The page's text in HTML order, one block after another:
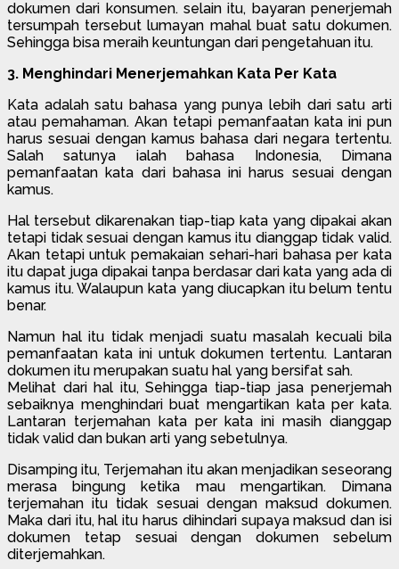
dokumen dari konsumen. selain itu, bayaran penerjemah
tersumpah tersebut lumayan mahal buat satu dokumen.
Sehingga bisa meraih keuntungan dari pengetahuan itu.
3. Menghindari Menerjemahkan Kata Per Kata
Kata adalah satu bahasa yang punya lebih dari satu arti
atau pemahaman. Akan tetapi pemanfaatan kata ini pun
harus sesuai dengan kamus bahasa dari negara tertentu.
Salah satunya ialah bahasa Indonesia, Dimana
pemanfaatan kata dari bahasa ini harus sesuai dengan
kamus.
Hal tersebut dikarenakan tiap-tiap kata yang dipakai akan
tetapi tidak sesuai dengan kamus itu dianggap tidak valid.
Akan tetapi untuk pemakaian sehari-hari bahasa per kata
itu dapat juga dipakai tanpa berdasar dari kata yang ada di
kamus itu. Walaupun kata yang diucapkan itu belum tentu
benar.
Namun hal itu tidak menjadi suatu masalah kecuali bila
pemanfaatan kata ini untuk dokumen tertentu. Lantaran
dokumen itu merupakan suatu hal yang bersifat sah.
Melihat dari hal itu, Sehingga tiap-tiap jasa penerjemah
sebaiknya menghindari buat mengartikan kata per kata.
Lantaran terjemahan kata per kata ini masih dianggap
tidak valid dan bukan arti yang sebetulnya.
Disamping itu, Terjemahan itu akan menjadikan seseorang
merasa bingung ketika mau mengartikan. Dimana
terjemahan itu tidak sesuai dengan maksud dokumen.
Maka dari itu, hal itu harus dihindari supaya maksud dan isi
dokumen tetap sesuai dengan dokumen sebelum
diterjemahkan.